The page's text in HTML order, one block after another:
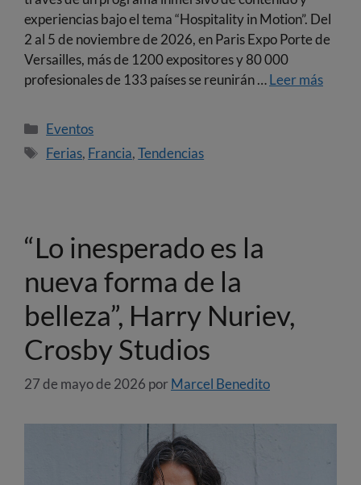
experiencias bajo el tema “Hospitality in Motion”. Del
2 al 5 de noviembre de 2026, en Paris Expo Porte de
Versailles, más de 1200 expositores y 80 000
profesionales de 133 países se reunirán …Leer más
Eventos
Ferias, Francia,Tendencias
“Lo inesperado es la
nueva forma de la
belleza”, Harry Nuriev,
Crosby Studios
27 de mayo de 2026 porMarcel Benedito